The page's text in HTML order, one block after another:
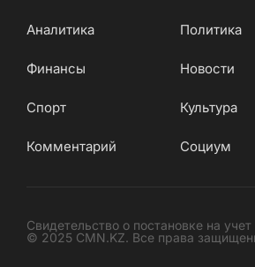
Аналитика Политика
Финансы Новости
Cпорт Культура
Комментарий Социум
Свидетельство о постановке на
© 2025 CMN.KZ. Все права